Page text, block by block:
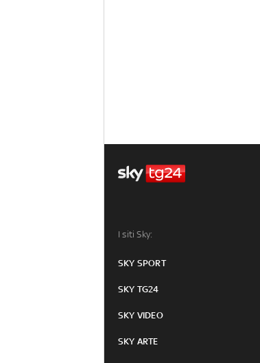
I siti Sky:
SKY SPORT
SKY TG24
SKY VIDEO
SKY ARTE